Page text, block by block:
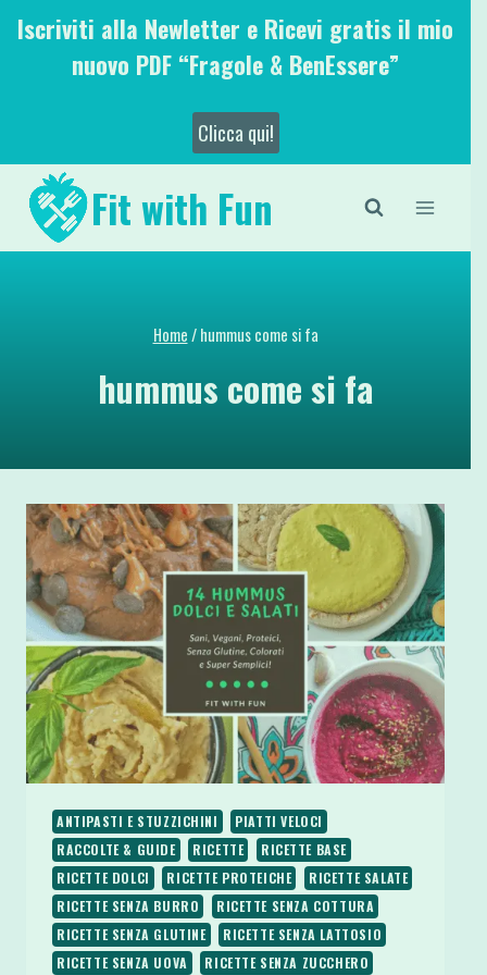
SaltaIscriviti alla Newletter e Ricevi gratis il mio
nuovo PDF “Fragole & BenEssere”
Clicca qui!
Fit with Fun
Home/ hummus come si fa
hummus come si fa
ANTIPASTI E STUZZICHINI
PIATTI VELOCI
RACCOLTE & GUIDE
RICETTE
RICETTE BASE
RICETTE DOLCI
RICETTE PROTEICHE
RICETTE SALATE
RICETTE SENZA BURRO
RICETTE SENZA COTTURA
RICETTE SENZA GLUTINE
RICETTE SENZA LATTOSIO
RICETTE SENZA UOVA
RICETTE SENZA ZUCCHERO